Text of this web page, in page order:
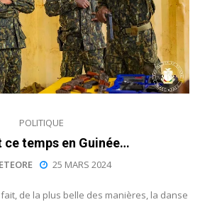
POLITIQUE
ce temps en Guinée…
25 MARS 2024
de la plus belle des manières, la danse